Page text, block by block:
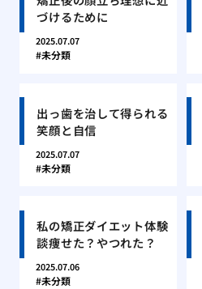
づけるために
2025.07.07
未分類
出っ歯を治して得られる
笑顔と自信
2025.07.07
未分類
私の矯正ダイエット体験
談痩せた？やつれた？
2025.07.06
未分類